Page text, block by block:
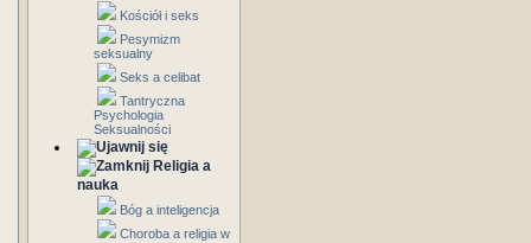
Kościół i seks
Pesymizm
seksualny
Seks a celibat
Tantryczna
Psychologia
Seksualności
Religia a
nauka
Bóg a inteligencja
Choroba a religia w